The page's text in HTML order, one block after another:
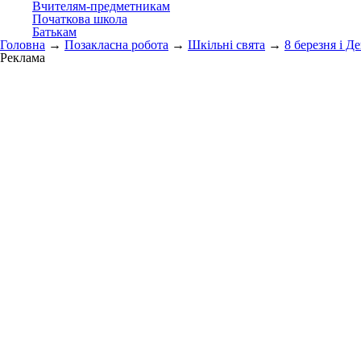
Вчителям-предметникам
Початкова школа
Батькам
Головна → Позакласна робота → Шкільні свята → 8 березня і
Реклама